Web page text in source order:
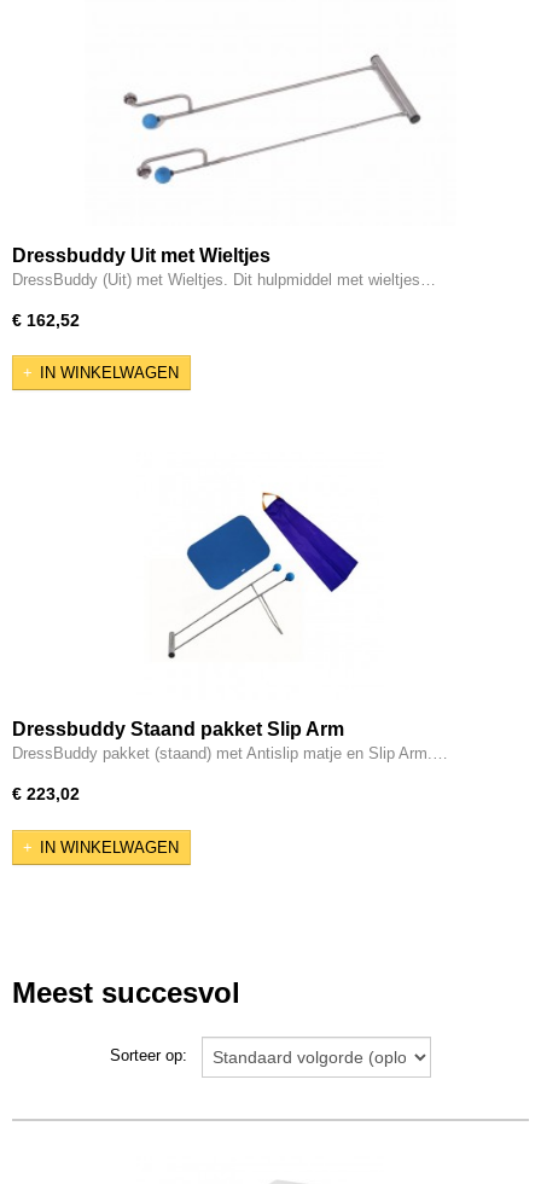
Dressbuddy Uit met Wieltjes
DressBuddy (Uit) met Wieltjes. Dit hulpmiddel met wieltjes…
€ 162,52
IN WINKELWAGEN
Dressbuddy Staand pakket Slip Arm
DressBuddy pakket (staand) met Antislip matje en Slip Arm.…
€ 223,02
IN WINKELWAGEN
Meest succesvol
Sorteer op: